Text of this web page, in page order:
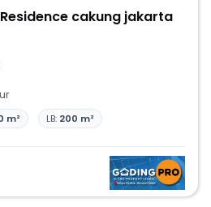
cakung jakarta
m² LB: 200 m²